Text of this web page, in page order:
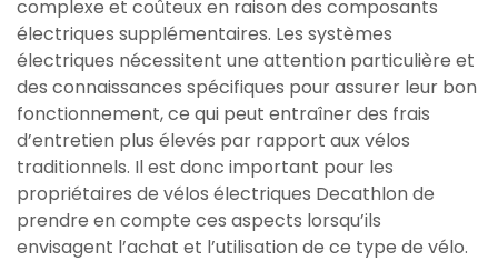
complexe et coûteux en raison des composants
électriques supplémentaires. Les systèmes
électriques nécessitent une attention particulière et
des connaissances spécifiques pour assurer leur bon
fonctionnement, ce qui peut entraîner des frais
d’entretien plus élevés par rapport aux vélos
traditionnels. Il est donc important pour les
propriétaires de vélos électriques Decathlon de
prendre en compte ces aspects lorsqu’ils
envisagent l’achat et l’utilisation de ce type de vélo.